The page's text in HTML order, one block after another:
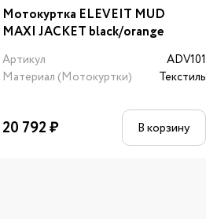
Мотокуртка ELEVEIT MUD
MAXI JACKET black/orange
Артикул
ADV101
Материал (Мотокуртки)
Текстиль
20 792₽ В корзину